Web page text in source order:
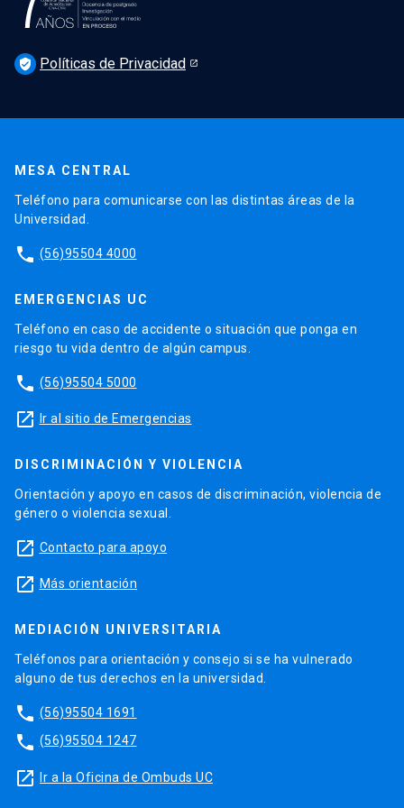
Derecho UC en los medios
Newsletter Derecho UC 360
verified_user Políticas de Privacidad
MESA CENTRAL
Teléfono para comunicarse con las distintas áreas de la
Universidad.
phone (56)95504 4000
EMERGENCIAS UC
Teléfono en caso de accidente o situación que ponga en
riesgo tu vida dentro de algún campus.
phone (56)95504 5000
launch Ir al sitio de Emergencias
DISCRIMINACIÓN Y VIOLENCIA
Orientación y apoyo en casos de discriminación, violencia de
género o violencia sexual.
launch Contacto para apoyo
launch Más orientación
MEDIACIÓN UNIVERSITARIA
Teléfonos para orientación y consejo si se ha vulnerado
alguno de tus derechos en la universidad.
phone (56)95504 1691
phone (56)95504 1247
launch Ir a la Oficina de Ombuds UC